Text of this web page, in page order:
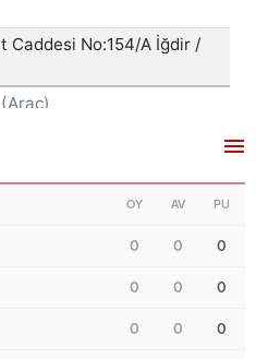
OY AV PU
0 0 0
0 0 0
0 0 0